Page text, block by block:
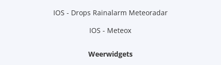
IOS - Drops Rainalarm Meteoradar
IOS - Meteox
Weerwidgets